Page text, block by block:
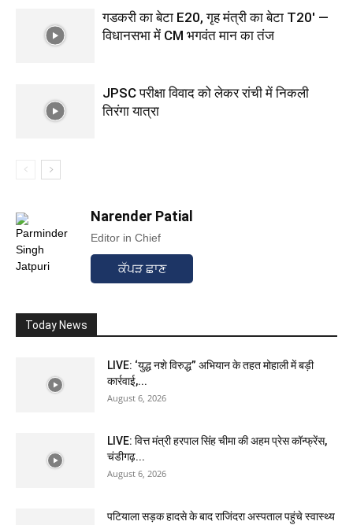
गडकरी का बेटा E20, गृह मंत्री का बेटा T20′ —
विधानसभा में CM भगवंत मान का तंज
JPSC परीक्षा विवाद को लेकर रांची में निकली
तिरंगा यात्रा
Narender Patial
Editor in Chief
ਕੱਪੜ ਛਾਣ
Today News
LIVE: ‘युद्ध नशे विरुद्ध” अभियान के तहत मोहाली में बड़ी
कार्रवाई,...
August 6, 2026
LIVE: वित्त मंत्री हरपाल सिंह चीमा की अहम प्रेस कॉन्फ्रेंस,
चंडीगढ़...
August 6, 2026
पटियाला सड़क हादसे के बाद राजिंदरा अस्पताल पहुंचे स्वास्थ्य